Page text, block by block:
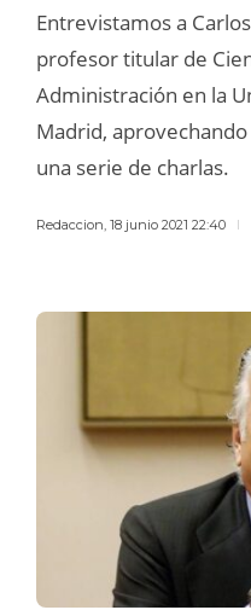
Entrevistamos a
profesor titular de
Administración en la
Madrid,
una serie de charlas.
Redaccion, 18 junio 2021 22:40